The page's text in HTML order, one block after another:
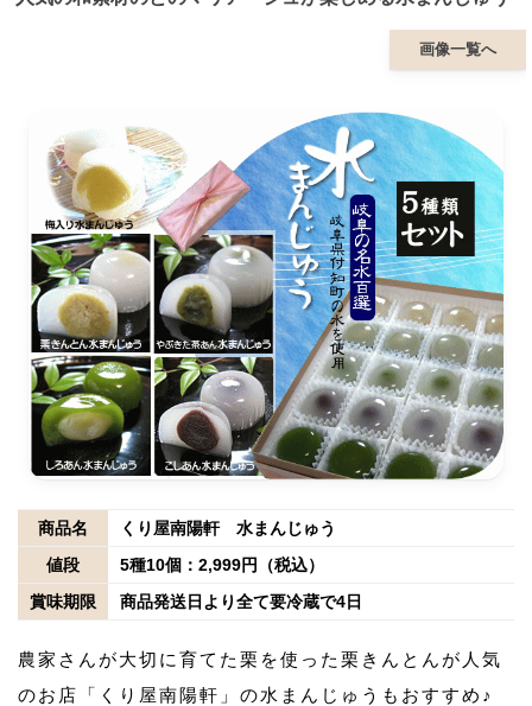
画像一覧へ
商品名
くり屋南陽軒 水まんじゅう
値段
5種10個：2,999円（税込）
賞味期限
商品発送日より全て要冷蔵で4日
農家さんが大切に育てた栗を使った栗きんとんが人気
のお店「くり屋南陽軒」の水まんじゅうもおすすめ♪